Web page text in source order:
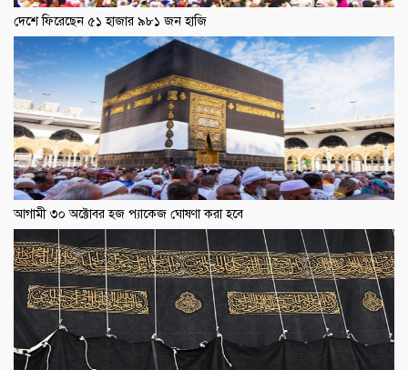
দেশে ফিরেছেন ৫১ হাজার ৯৮১ জন হাজি
আগামী ৩০ অক্টোবর হজ প্যাকেজ ঘোষণা করা হবে